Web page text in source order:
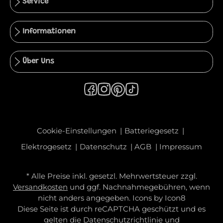
Service
Informationen
Über Uns
Cookie-Einstellungen
Batteriegesetz
Elektrogesetz
Datenschutz AGB Impressum
* Alle Preise inkl. gesetzl. Mehrwertsteuer zzgl.
Versandkosten und ggf. Nachnahmegebühren, wenn
nicht anders angegeben. Icons by Icon8
Diese Seite ist durch reCAPTCHA geschützt und es
gelten die Datenschutzrichtlinieund